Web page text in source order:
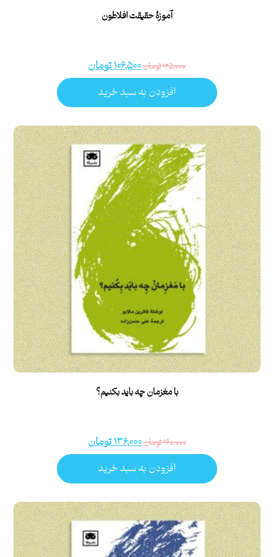
آموزۀ حقیقت افلاطون
۱۲۵,۰۰۰تومان۱۰۶,۵۰۰تومان
افزودن به سبد خرید
با مغزمان چه باید بکنیم؟
۱۶۰,۰۰۰تومان۱۳۶,۰۰۰تومان
افزودن به سبد خرید